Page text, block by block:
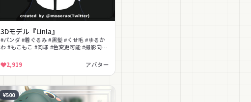
3Dモデル『Linla』
#パンダ #着ぐるみ #黒髪 #くせ毛 #ゆるか
わ #もこもこ #肉球 #色変更可能 #撮影向け
2,919
アバター
¥500